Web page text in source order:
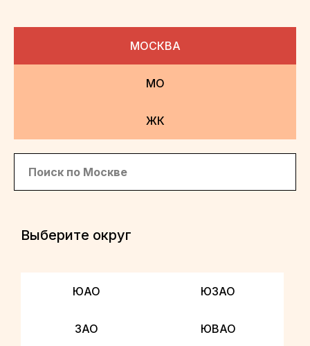
МОСКВА
МО
ЖК
Выберите округ
ЮАО ЮЗАО
ЗАО ЮВАО